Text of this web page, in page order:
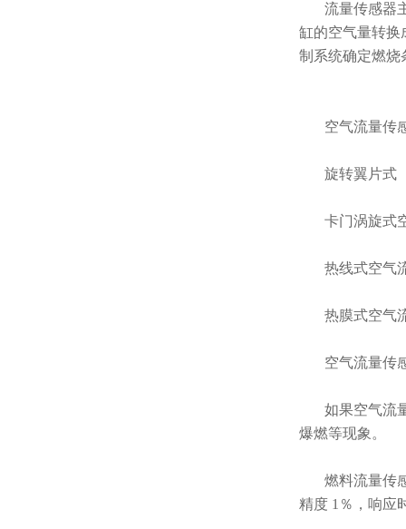
流量传感器
缸的空气量转换
制系统确定燃烧
空气流量传
旋转翼片式
卡门涡旋式
热线式空气
热膜式空气
空气流量传
如果空气流
爆燃等现象。
燃料流量传
精度 1％，响应